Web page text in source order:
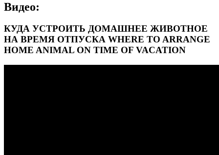
Видео:
КУДА УСТРОИТЬ ДОМАШНЕЕ ЖИВОТНОЕ
НА ВРЕМЯ ОТПУСКА WHERE TO ARRANGE
HOME ANIMAL ON TIME OF VACATION